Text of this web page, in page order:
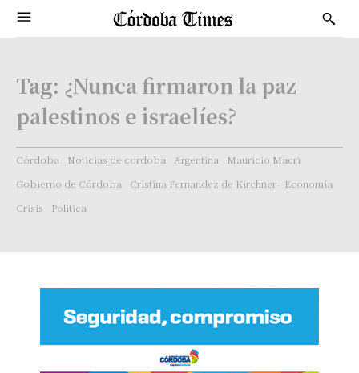
Tag: ¿Nunca firmaron la paz
palestinos e israelíes?
Córdoba Noticias de cordoba Argentina
Mauricio Macri
Gobierno de Córdoba
Cristina Fernandez de Kirchner
Economía
Crisis
Politica